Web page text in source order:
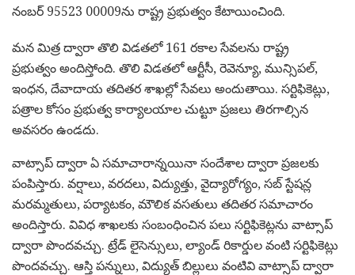
నంబర్ 95523 00009ను రాష్ట్ర ప్రభుత్వం కేటాయించింది.
మన మిత్ర ద్వారా తొలి విడతలో 161 రకాల సేవలను రాష్ట్ర
ప్రభుత్వం అందిస్తోంది. తొలి విడతలో ఆర్టీసీ, రెవెన్యూ, మున్సిపల్,
ఇంధన, దేవాదాయ తదితర శాఖల్లో సేవలు అందుతాయి. సర్టిఫికెట్లు,
పత్రాల కోసం ప్రభుత్వ కార్యాలయాల చుట్టూ ప్రజలు తిరగాల్సిన
అవసరం ఉండదు.
వాట్సాప్ ద్వారా ఏ సమాచారాన్నయినా సందేశాల ద్వారా ప్రజలకు
పంపిస్తారు. వర్షాలు, వరదలు, విద్యుత్తు, వైద్యారోగ్యం, సబ్ స్టేషన్ల
మరమ్మతులు, పర్యాటకం, మౌలిక వసతులు తదితర సమాచారం
అందిస్తారు. వివిధ శాఖలకు సంబంధించిన పలు సర్టిఫికెట్లను వాట్సాప్
ద్వారా పొందవచ్చు. ట్రేడ్ లైసెన్సులు, ల్యాండ్ రికార్డుల వంటి సర్టిఫికెట్లు
పొందవచ్చు. ఆస్తి పన్నులు, విద్యుత్ బిల్లులు వంటివి వాట్సాప్ ద్వారా